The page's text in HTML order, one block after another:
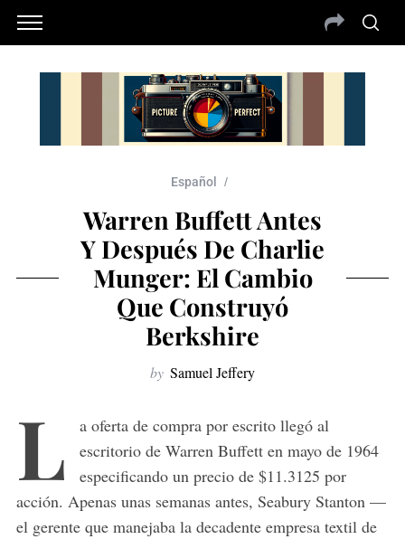
Español
Warren Buffett Antes
Y Después De Charlie
Munger: El Cambio
Que Construyó
Berkshire
by Samuel Jeffery
L
a oferta de compra por escrito llegó al
escritorio de Warren Buffett en mayo de 1964
especificando un precio de $11.3125 por
acción. Apenas unas semanas antes, Seabury Stanton —
el gerente que manejaba la decadente empresa textil de